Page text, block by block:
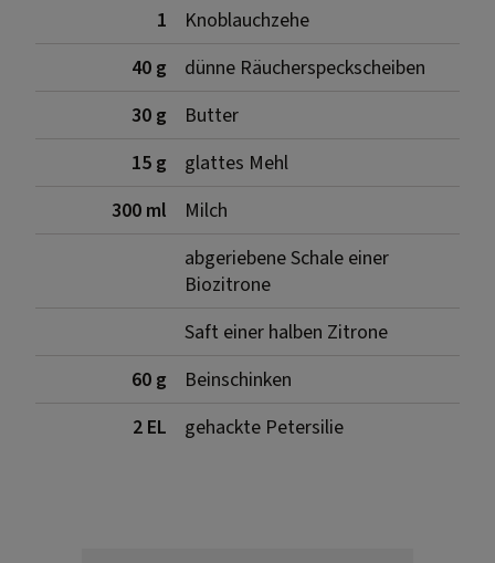
1
Knoblauchzehe
40 g
dünne Räucherspeckscheiben
30 g
Butter
15 g
glattes Mehl
300 ml
Milch
abgeriebene Schale einer
Biozitrone
Saft einer halben Zitrone
60 g
Beinschinken
2 EL
gehackte Petersilie